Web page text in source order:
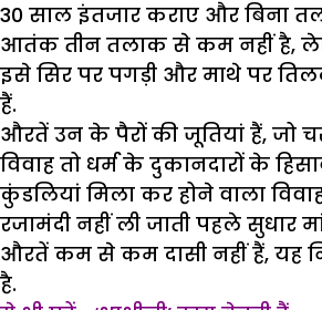
30 साल इंतजार कराए और बिना
आतंक तीन तलाक से कम नहीं है,
इसे सिर पर पगड़ी और माथे पर
हैं.
औरतें उन के पैरों की जूतियां हैं, जो
विवाह तो धर्म के दुकानदारों के
कुंडलियां मिला कर होने वाला
रजामंदी नहीं ली जाती पहले सुधार
औरतें कम से कम दासी नहीं हैं, यह
है.